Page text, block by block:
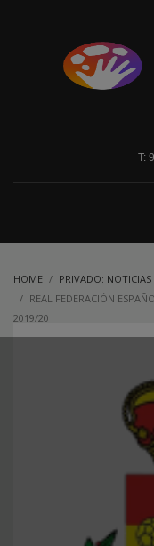
T:
HOME PRIVADO: NOTICIAS
REAL FEDERACIÓN
2019/20